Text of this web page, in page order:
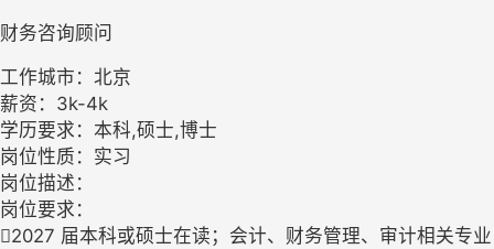
财务咨询顾问
工作城市：北京
薪资：3k-4k
学历要求：本科,硕士,博士
岗位性质：实习
岗位描述：
岗位要求：
2027 届本科或硕士在读；会计、财务管理、审计相关专业